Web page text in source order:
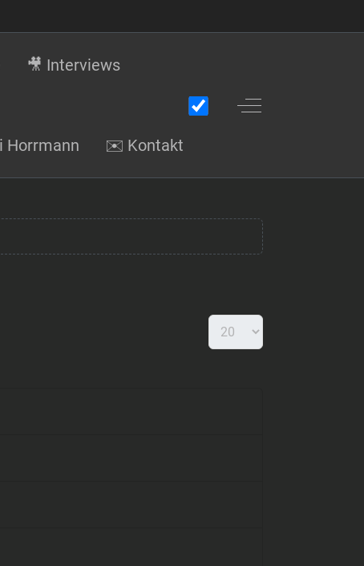
🎥 Interviews
Horrmann ✉️ Kontakt
Off-Canvas Toggle